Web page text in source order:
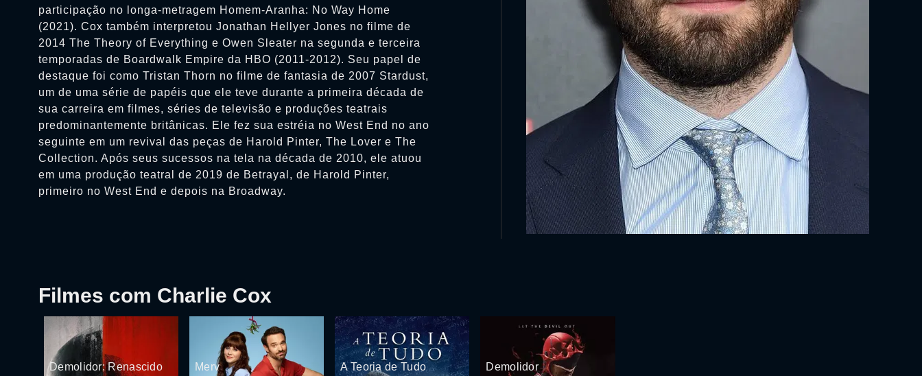
participação no longa-metragem Homem-Aranha: No Way Home
(2021). Cox também interpretou Jonathan Hellyer Jones no filme de
2014 The Theory of Everything e Owen Sleater na segunda e terceira
temporadas de Boardwalk Empire da HBO (2011-2012). Seu papel de
destaque foi como Tristan Thorn no filme de fantasia de 2007 Stardust,
um de uma série de papéis que ele teve durante a primeira década de
sua carreira em filmes, séries de televisão e produções teatrais
predominantemente britânicas. Ele fez sua estréia no West End no ano
seguinte em um revival das peças de Harold Pinter, The Lover e The
Collection. Após seus sucessos na tela na década de 2010, ele atuou
em uma produção teatral de 2019 de Betrayal, de Harold Pinter,
primeiro no West End e depois na Broadway.
Filmes com Charlie Cox
Demolidor: Renascido Merv A Teoria de Tudo Demolidor